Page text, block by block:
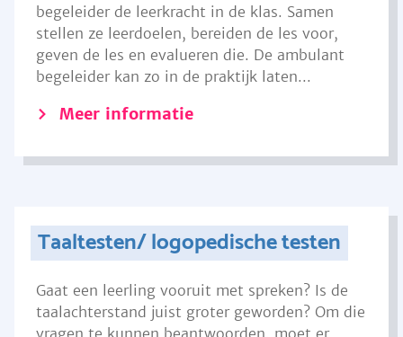
begeleider de leerkracht in de klas. Samen
stellen ze leerdoelen, bereiden de les voor,
geven de les en evalueren die. De ambulant
begeleider kan zo in de praktijk laten...
Meer informatie
Taaltesten/ logopedische testen
Gaat een leerling vooruit met spreken? Is de
taalachterstand juist groter geworden? Om die
vragen te kunnen beantwoorden, moet er